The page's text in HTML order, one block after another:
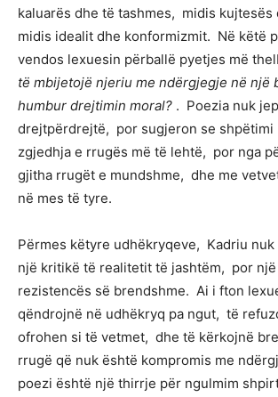
kaluarës dhe të tashmes, midis kujtesës
midis idealit dhe konformizmit. Në këtë
vendos lexuesin përballë pyetjes më
të mbijetojë njeriu me ndërgjegje në një
humbur drejtimin moral? . Poezia nuk
drejtpërdrejtë, por sugjeron se shpëtimi
zgjedhja e rrugës më të lehtë, por nga
gjitha rrugët e mundshme, dhe me
në mes të tyre.
Përmes këtyre udhëkryqeve, Kadriu
një kritikë të realitetit të jashtëm, por
rezistencës së brendshme. Ai i fton
qëndrojnë në udhëkryq pa ngut, të
ofrohen si të vetmet, dhe të kërkojnë
rrugë që nuk është kompromis me
poezi është një thirrje për ngulmim